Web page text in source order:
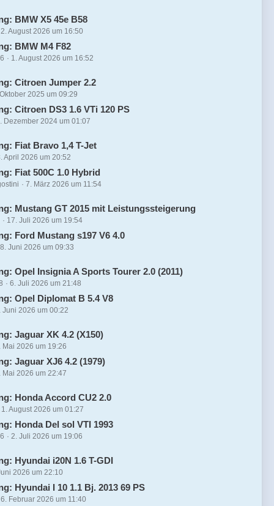
BMW X5 45e B58
2. August 2026 um 16:50
BMW M4 F82
1. August 2026 um 16:52
Citroen Jumper 2.2
2025 um 09:29
Citroen DS3 1.6 VTi 120 PS
Dezember 2024 um 01:07
Fiat Bravo 1,4 T-Jet
April 2026 um 20:52
Fiat 500C 1.0 Hybrid
7. März 2026 um 11:54
Mustang GT 2015 mit Leistungssteigerung
17. Juli 2026 um 19:54
Ford Mustang s197 V6 4.0
Juni 2026 um 09:33
Opel Insignia A Sports Tourer 2.0 (2011)
6. Juli 2026 um 21:48
Opel Diplomat B 5.4 V8
Juni 2026 um 00:22
Jaguar XK 4.2 (X150)
Mai 2026 um 19:26
Jaguar XJ6 4.2 (1979)
Mai 2026 um 22:47
Honda Accord CU2 2.0
1. August 2026 um 01:27
Honda Del sol VTI 1993
2. Juli 2026 um 19:06
Hyundai i20N 1.6 T-GDI
2026 um 22:10
Hyundai I 10 1.1 Bj. 2013 69 PS
6. Februar 2026 um 11:40